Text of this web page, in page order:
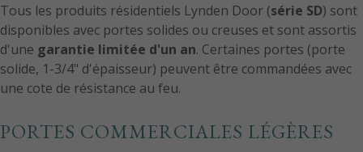
Tous les produits résidentiels Lynden Door (série SD) sont
disponibles avec portes solides ou creuses et sont assortis
d'une garantie limitée d'un an. Certaines portes (porte
solide, 1-3/4" d'épaisseur) peuvent être commandées avec
une cote de résistance au feu.
PORTES COMMERCIALES LÉGÈRES